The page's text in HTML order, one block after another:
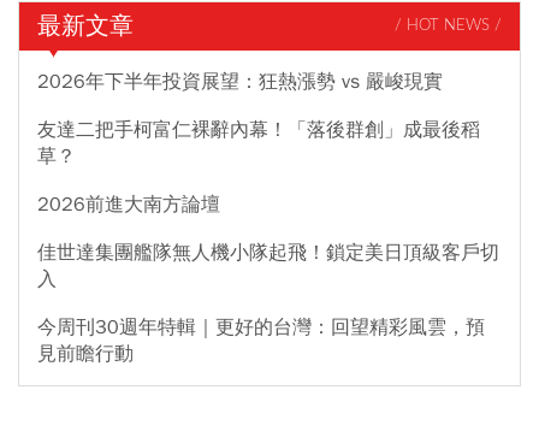
最新文章 / HOT NEWS /
2026年下半年投資展望：狂熱漲勢 vs 嚴峻現實
友達二把手柯富仁裸辭內幕！「落後群創」成最後稻
草？
2026前進大南方論壇
佳世達集團艦隊無人機小隊起飛！鎖定美日頂級客戶切
入
今周刊30週年特輯｜更好的台灣：回望精彩風雲，預
見前瞻行動